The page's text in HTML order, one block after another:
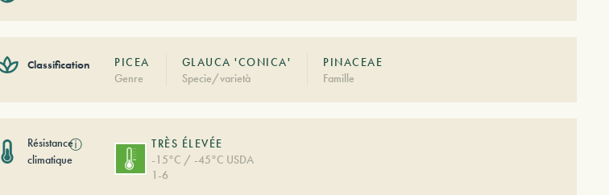
Classification
PICEA
Genre
GLAUCA 'CONICA'
Specie/varietà
PINACEAE
Famille
Résistance
climatique
ⓘ
TRÈS ÉLEVÉE
-15°C / -45°C USDA
1-6